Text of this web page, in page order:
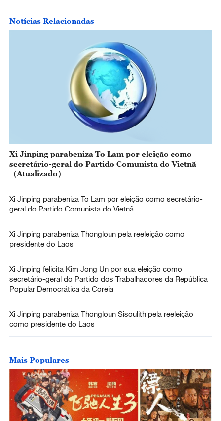
Notícias Relacionadas
Xi Jinping parabeniza To Lam por eleição como
secretário-geral do Partido Comunista do Vietnã
（Atualizado）
Xi Jinping parabeniza To Lam por eleição como secretário-
geral do Partido Comunista do Vietnã
Xi Jinping parabeniza Thongloun pela reeleição como
presidente do Laos
Xi Jinping felicita Kim Jong Un por sua eleição como
secretário-geral do Partido dos Trabalhadores da República
Popular Democrática da Coreia
Xi Jinping parabeniza Thongloun Sisoulith pela reeleição
como presidente do Laos
Mais Populares